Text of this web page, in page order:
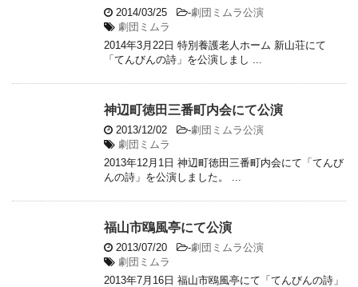
2014/03/25 -劇団ミムラ公演
劇団ミムラ
2014年3月22日 特別養護老人ホーム 新山荘にて
「てんびんの詩」を公演しまし ...
神辺町徳田三番町内会にて公演
2013/12/02 -劇団ミムラ公演
劇団ミムラ
2013年12月1日 神辺町徳田三番町内会にて「てんび
んの詩」を公演しました。 ...
福山市鴎風亭にて公演
2013/07/20 -劇団ミムラ公演
劇団ミムラ
2013年7月16日 福山市鴎風亭にて「てんびんの詩」